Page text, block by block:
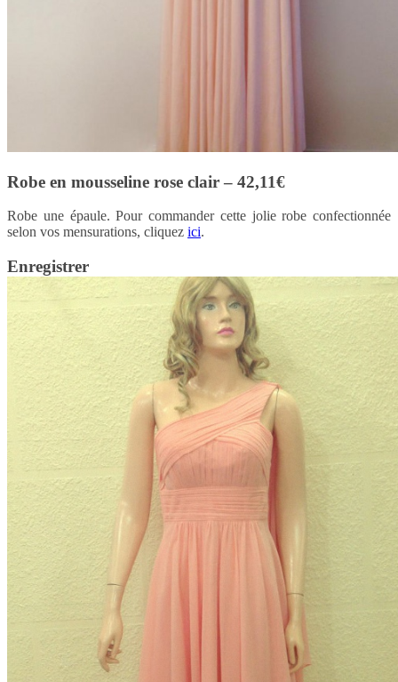
Robe en mousseline rose clair – 42,11€
Robe une épaule. Pour commander cette jolie robe confectionnée
selon vos mensurations, cliquez ici.
Enregistrer